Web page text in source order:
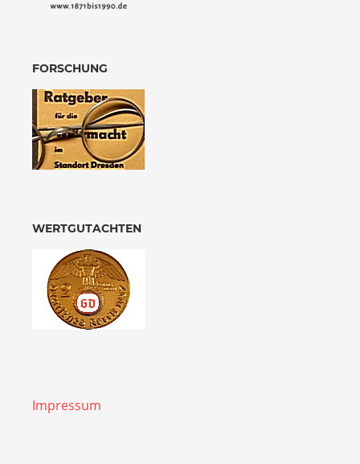
FORSCHUNG
WERTGUTACHTEN
Impressum